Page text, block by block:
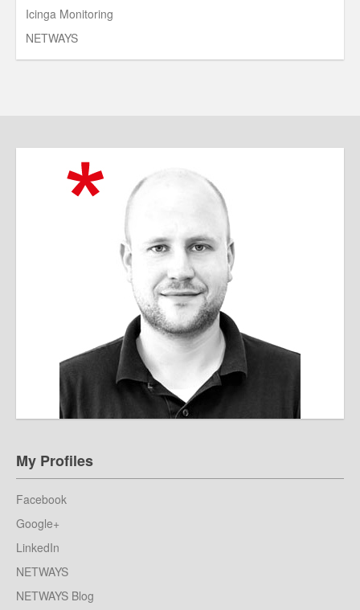
Icinga Monitoring
NETWAYS
My Profiles
Facebook
Google+
LinkedIn
NETWAYS
NETWAYS Blog